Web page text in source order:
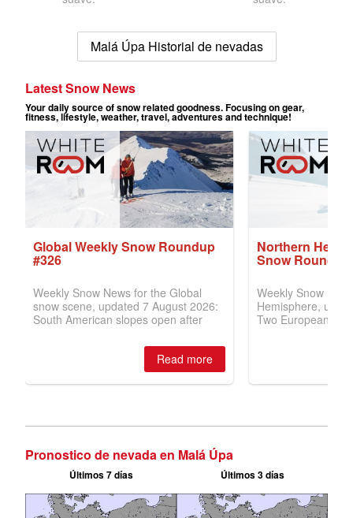
Malá Úpa Historial de nevadas
Pronostico de nevada en Malá Úpa
Últimos 7 días Últimos 3 días